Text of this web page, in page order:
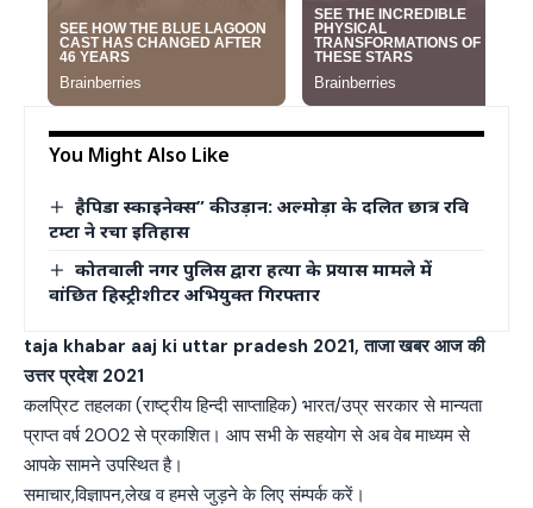
You Might Also Like
हैपिडा स्काइनेक्स” की उड़ान: अल्मोड़ा के दलित छात्र रवि
टम्टा ने रचा इतिहास
कोतवाली नगर पुलिस द्वारा हत्या के प्रयास मामले में
वांछित हिस्ट्रीशीटर अभियुक्त गिरफ्तार
taja khabar aaj ki uttar pradesh 2021, ताजा खबर आज की
उत्तर प्रदेश 2021
कलप्रिट तहलका (राष्ट्रीय हिन्दी साप्ताहिक) भारत/उप्र सरकार से मान्यता
प्राप्त वर्ष 2002 से प्रकाशित। आप सभी के सहयोग से अब वेब माध्यम से
आपके सामने उपस्थित है।
समाचार,विज्ञापन,लेख व हमसे जुड़ने के लिए संम्पर्क करें।